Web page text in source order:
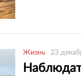
Жизнь 23